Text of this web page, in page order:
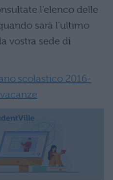
l’elenco delle
sarà l’ultimo
vostra sede di
scolastico 2016-